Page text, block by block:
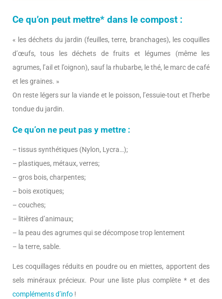
Ce qu’on peut mettre* dans le compost :
« les déchets du jardin (feuilles, terre, branchages), les coquilles
d’œufs, tous les déchets de fruits et légumes (même les
agrumes, l’ail et l’oignon), sauf la rhubarbe, le thé, le marc de café
et les graines. »
On reste légers sur la viande et le poisson, l’essuie-tout et l’herbe
tondue du jardin.
Ce qu’on ne peut pas y mettre :
– tissus synthétiques (Nylon, Lycra…);
– plastiques, métaux, verres;
– gros bois, charpentes;
– bois exotiques;
– couches;
– litières d’animaux;
– la peau des agrumes qui se décompose trop lentement
– la terre, sable.
Les coquillages réduits en poudre ou en miettes, apportent des
sels minéraux précieux. Pour une liste plus complète * et des
compléments d’info !